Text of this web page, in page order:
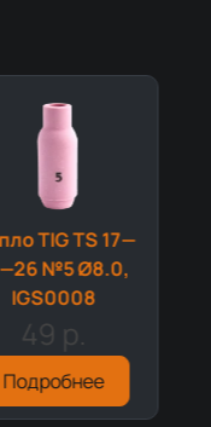
TIG TS 17—
№5 Ø8.0,
IGS0008
49 р.
Подробнее